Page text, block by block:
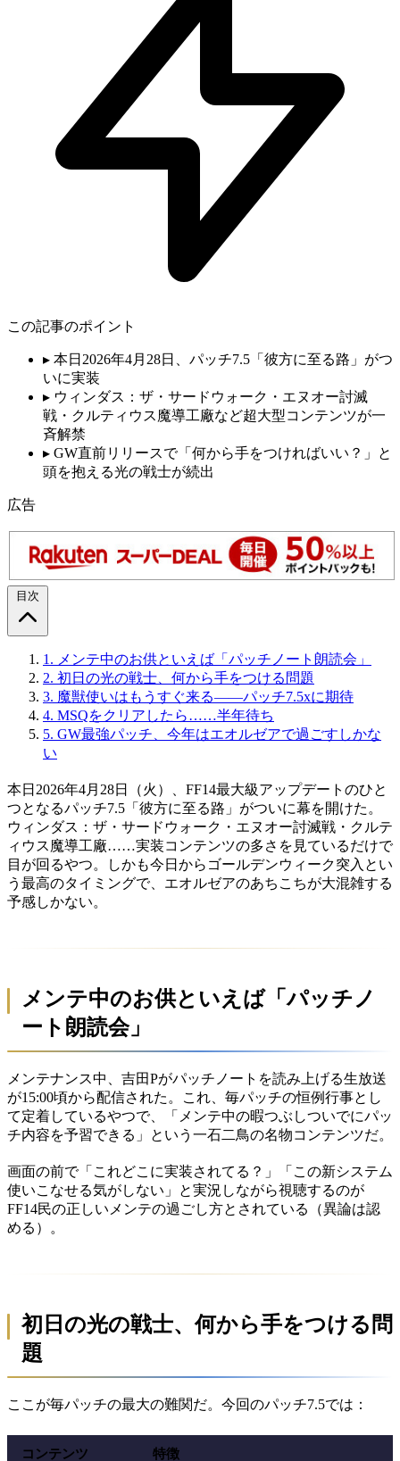
この記事のポイント
▸ 本日2026年4月28日、パッチ7.5「彼方に至る路」がつ
いに実装
▸ ウィンダス：ザ・サードウォーク・エヌオー討滅
戦・クルティウス魔導工廠など超大型コンテンツが一
斉解禁
▸ GW直前リリースで「何から手をつければいい？」と
頭を抱える光の戦士が続出
広告
目次
1. メンテ中のお供といえば「パッチノート朗読会」
2. 初日の光の戦士、何から手をつける問題
3. 魔獣使いはもうすぐ来る——パッチ7.5xに期待
4. MSQをクリアしたら……半年待ち
5. GW最強パッチ、今年はエオルゼアで過ごすしかな
い
本日2026年4月28日（火）、FF14最大級アップデートのひと
つとなるパッチ7.5「彼方に至る路」がついに幕を開けた。
ウィンダス：ザ・サードウォーク・エヌオー討滅戦・クルテ
ィウス魔導工廠……実装コンテンツの多さを見ているだけで
目が回るやつ。しかも今日からゴールデンウィーク突入とい
う最高のタイミングで、エオルゼアのあちこちが大混雑する
予感しかない。
メンテ中のお供といえば「パッチノ
ート朗読会」
メンテナンス中、吉田Pがパッチノートを読み上げる生放送
が15:00頃から配信された。これ、毎パッチの恒例行事とし
て定着しているやつで、「メンテ中の暇つぶしついでにパッ
チ内容を予習できる」という一石二鳥の名物コンテンツだ。
画面の前で「これどこに実装されてる？」「この新システム
使いこなせる気がしない」と実況しながら視聴するのが
FF14民の正しいメンテの過ごし方とされている（異論は認
める）。
初日の光の戦士、何から手をつける問
題
ここが毎パッチの最大の難関だ。今回のパッチ7.5では：
コンテンツ 特徴